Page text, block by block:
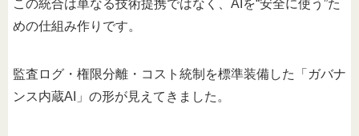
この統合は単なる技術提携ではなく、AIを“安全に使う”た
めの仕組み作りです。
監査ログ・権限分離・コスト統制を標準装備した「ガバナ
ンス内蔵AI」の形が見えてきました。